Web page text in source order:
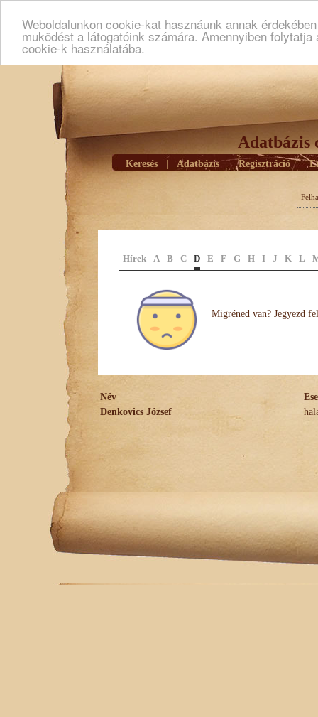
Weboldalunkon cookie-kat hasznáunk annak
muködést a látogatóink számára. Amennyiben
cookie-k használatába.
Adatbázis
Keresés Adatbázis | Regisztráció |
Hírek A B C D E F G H I J K L
Migréned van? Jegyezd
Név
Denkovics József